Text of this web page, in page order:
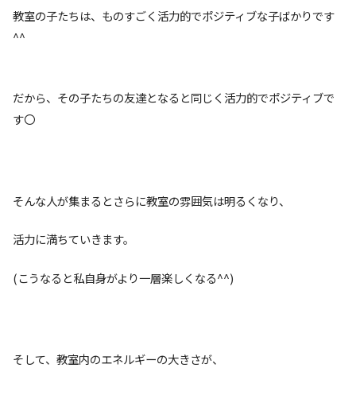
教室の子たちは、ものすごく活力的でポジティブな子ばかりです
^^
だから、その子たちの友達となると同じく活力的でポジティブで
す〇
そんな人が集まるとさらに教室の雰囲気は明るくなり、
活力に満ちていきます。
(こうなると私自身がより一層楽しくなる^^)
そして、教室内のエネルギーの大きさが、